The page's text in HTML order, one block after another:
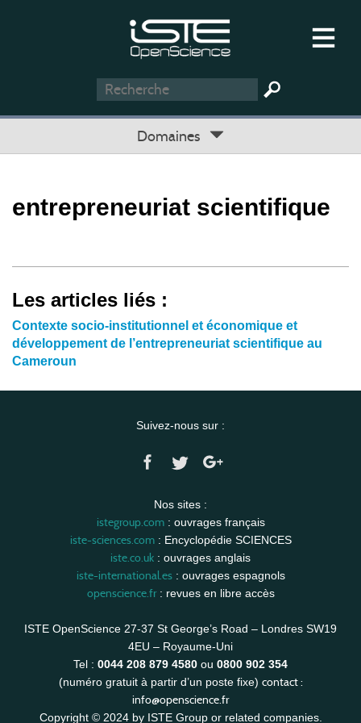
Domaines
entrepreneuriat scientifique
Les articles liés :
Contexte socio-institutionnel et économique et
développement de l’entrepreneuriat scientifique au
Cameroun
Suivez-nous sur :
Nos sites :
istegroup.com: ouvrages français
iste-sciences.com: Encyclopédie SCIENCES
iste.co.uk : ouvrages anglais
iste-international.es: ouvrages espagnols
openscience.fr: revues en libre accès
ISTE OpenScience 27-37 St George’s Road – Londres SW19
4EU – Royaume-Uni
Tel : 0044 208 879 4580 ou 0800 902 354
(numéro gratuit à partir d’un poste fixe) contact :
info@openscience.fr
Copyright © 2024 by ISTE Group or related companies.